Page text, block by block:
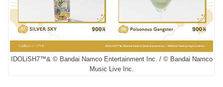
IDOLiSH7™& © Bandai Namco Entertainment Inc. / © Bandai Namco
Music Live Inc.